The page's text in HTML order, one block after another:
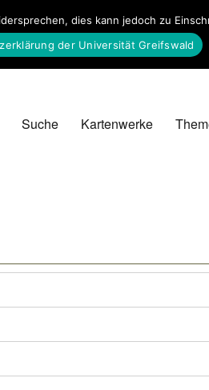
Suche Kartenwerke
dies kann jedoch zu
der Universität Greifswald